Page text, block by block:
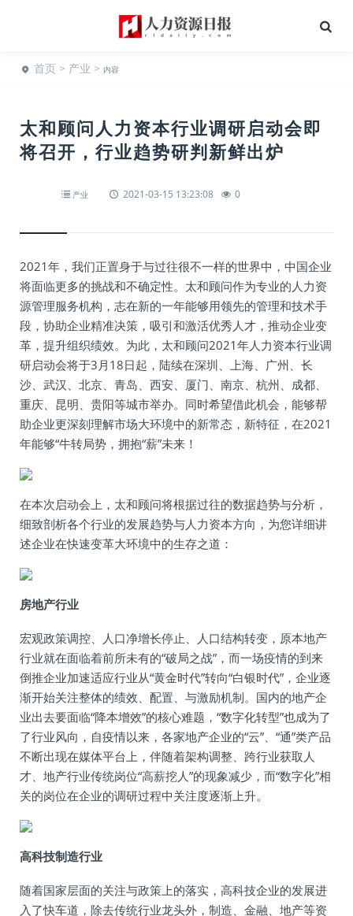
首页 > 产业 > 内容
太和顾问人力资本行业调研启动会即
将召开，行业趋势研判新鲜出炉
产业 2021-03-15 13:23:08 0
2021年，我们正置身于与过往很不一样的世界中，中国企业
将面临更多的挑战和不确定性。太和顾问作为专业的人力资
源管理服务机构，志在新的一年能够用领先的管理和技术手
段，协助企业精准决策，吸引和激活优秀人才，推动企业变
革，提升组织绩效。为此，太和顾问2021年人力资本行业调
研启动会将于3月18日起，陆续在深圳、上海、广州、长
沙、武汉、北京、青岛、西安、厦门、南京、杭州、成都、
重庆、昆明、贵阳等城市举办。同时希望借此机会，能够帮
助企业更深刻理解市场大环境中的新常态，新特征，在2021
年能够“牛转局势，拥抱“薪”未来！
在本次启动会上，太和顾问将根据过往的数据趋势与分析，
细致剖析各个行业的发展趋势与人力资本方向，为您详细讲
述企业在快速变革大环境中的生存之道：
房地产行业
宏观政策调控、人口净增长停止、人口结构转变，原本地产
行业就在面临着前所未有的“破局之战”，而一场疫情的到来
倒推企业加速适应行业从“黄金时代”转向“白银时代”，企业逐
渐开始关注整体的绩效、配置、与激励机制。国内的地产企
业出去要面临“降本增效”的核心难题，“数字化转型”也成为了
了行业风向，自疫情以来，各家地产企业的“云”、“通”类产品
不断出现在媒体平台上，伴随着架构调整、跨行业获取人
才、地产行业传统岗位“高薪挖人”的现象减少，而“数字化”相
关的岗位在企业的调研过程中关注度逐渐上升。
高科技制造行业
随着国家层面的关注与政策上的落实，高科技企业的发展进
入了快车道，除去传统行业龙头外，制造、金融、地产等资